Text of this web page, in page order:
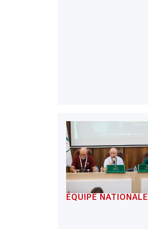
ÉQUIPE NATIONALE